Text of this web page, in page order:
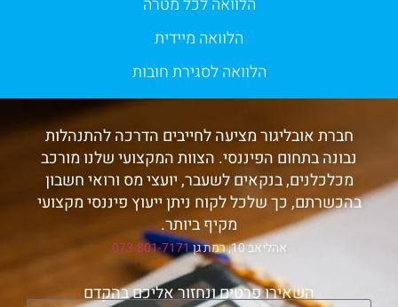
הלוואה לכל מטרה
הלוואה מיידית
הלוואה לסגירת חובות
חברת אובליגור מציעה לחייבים הדרכה להתנהלות
נבונה בתחום הפיננסי. הצוות המקצועי שלנו מורכב
מכלכלנים, בנקאים לשעבר, יועצי מס ורואי חשבון
בהכשרתם, כך שלכל לקוח ניתן ייעוץ פיננסי מקצועי
מקיף ביותר.
אהליאב 10, רמת גן 073-801-7171
השאירו פרטים ונחזור אליכם בהקדם